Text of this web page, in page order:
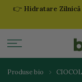
Sari
👉 Hidratare Zilnică
Produse bio